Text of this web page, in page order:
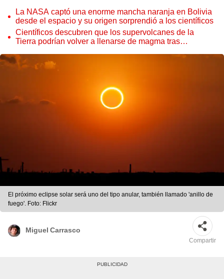
La NASA captó una enorme mancha naranja en Bolivia
desde el espacio y su origen sorprendió a los científicos
Científicos descubren que los supervolcanes de la
Tierra podrían volver a llenarse de magma tras
El próximo eclipse solar será uno del tipo anular, también llamado 'anillo de
fuego'. Foto: Flickr
Miguel Carrasco
Compartir